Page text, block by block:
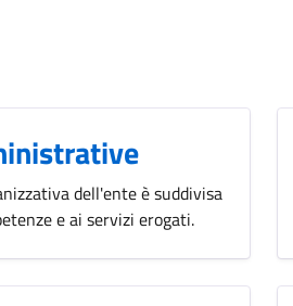
dell'ente è suddivisa
e ai servizi erogati.